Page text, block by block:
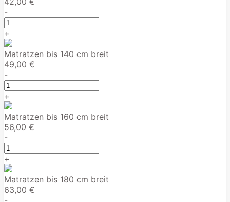
-
+
Matratzen bis 140 cm breit
49,00 €
-
+
Matratzen bis 160 cm breit
56,00 €
-
+
Matratzen bis 180 cm breit
63,00 €